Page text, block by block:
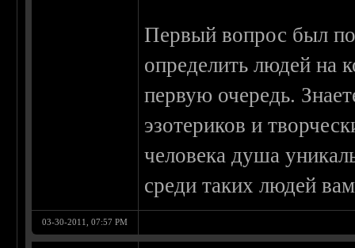
Первый вопрос был
определить людей на
первую очередь.
эзотериков и
человека душа
среди таких людей
03-30-2011, 07:57 PM